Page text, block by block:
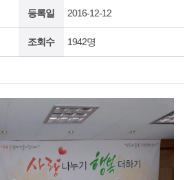
등록일 2016-12-12
조회수 1942명